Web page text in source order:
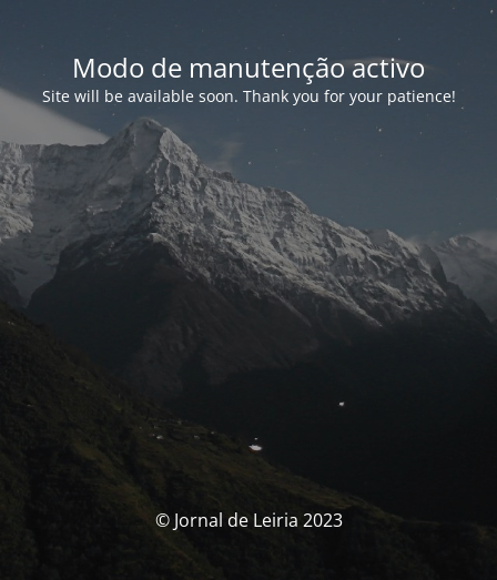
Modo de manutenção activo
Site will be available soon. Thank you for your patience!
© Jornal de Leiria 2023